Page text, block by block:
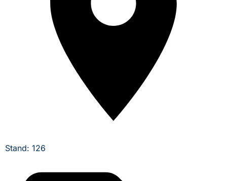
Stand: 126